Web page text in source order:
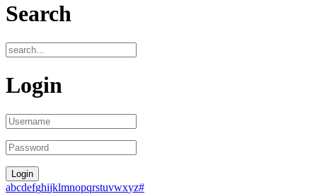
Search
Login
abcdefghijklmnopqrstuvwxyz#